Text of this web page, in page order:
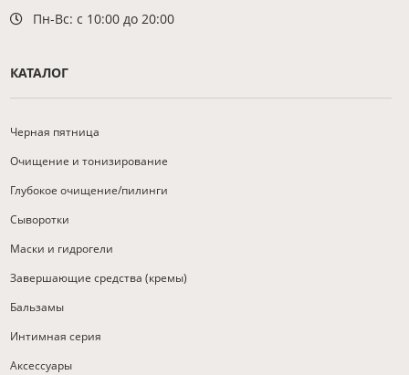
Пн-Вс: с 10:00 до 20:00
КАТАЛОГ
Черная пятница
Очищение и тонизирование
Глубокое очищение/пилинги
Сыворотки
Маски и гидрогели
Завершающие средства (кремы)
Бальзамы
Интимная серия
Аксессуары